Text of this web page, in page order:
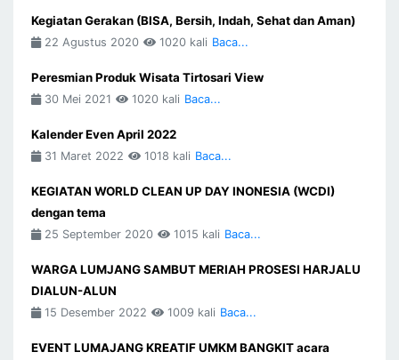
Kegiatan Gerakan (BISA, Bersih, Indah, Sehat dan Aman)
22 Agustus 2020 1020 kali Baca...
Peresmian Produk Wisata Tirtosari View
30 Mei 2021 1020 kali Baca...
Kalender Even April 2022
31 Maret 2022 1018 kali Baca...
KEGIATAN WORLD CLEAN UP DAY INONESIA (WCDI)
dengan tema
25 September 2020 1015 kali Baca...
WARGA LUMJANG SAMBUT MERIAH PROSESI HARJALU
DIALUN-ALUN
15 Desember 2022 1009 kali Baca...
EVENT LUMAJANG KREATIF UMKM BANGKIT acara